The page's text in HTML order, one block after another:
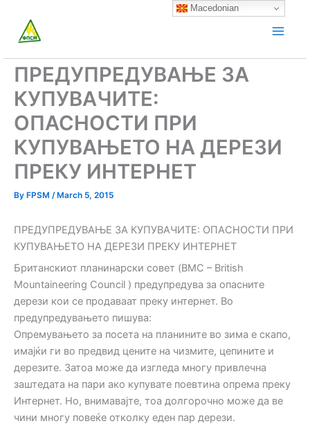
content
ПРЕДУПРЕДУВАЊЕ ЗА
КУПУВАЧИТЕ:
ОПАСНОСТИ ПРИ
КУПУВАЊЕТО НА ДЕРЕЗИ
ПРЕКУ ИНТЕРНЕТ
By FPSM / March 5, 2015
ПРЕДУПРЕДУВАЊЕ ЗА КУПУВАЧИТЕ: ОПАСНОСТИ ПРИ
КУПУВАЊЕТО НА ДЕРЕЗИ ПРЕКУ ИНТЕРНЕТ
Британскиот планинарски совет (BMC – British
Mountaineering Council ) предупредува за опасните
дерези кои се продаваат преку интернет. Во
предупредувањето пишува:
Опремувањето за посета на планините во зима е скапо,
имајќи ги во предвид цените на чизмите, цепините и
дерезите. Затоа може да изгледа многу привлечна
заштедата на пари ако купувате поевтина опрема преку
Интернет. Но, внимавајте, тоа долгорочно може да ве
чини многу повеќе отколку еден пар дерези.
Macedonian